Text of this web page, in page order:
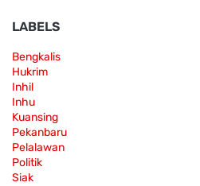
LABELS
Bengkalis
Hukrim
Inhil
Inhu
Kuansing
Pekanbaru
Pelalawan
Politik
Siak